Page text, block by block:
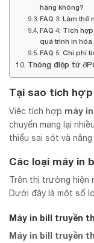
hàng không?
FAQ 3: Làm
FAQ 4: Tích
quá trình in
FAQ 5: Chi phí
Thông điệp từ
Tại sao tích
Việc tích hợp máy
chuyển mang lại
thiểu sai sót và nâng
Các loại máy in
Trên thị trường hiện
Dưới đây là một số
Máy in bill truyền
Máy in bill truyền